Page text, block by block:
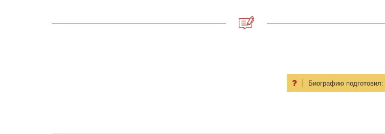
Биографию подготовил: